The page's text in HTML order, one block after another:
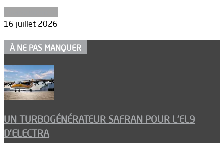
16 juillet 2026
À NE PAS MANQUER
UN TURBOGÉNÉRATEUR SAFRAN POUR L’EL9
D’ELECTRA